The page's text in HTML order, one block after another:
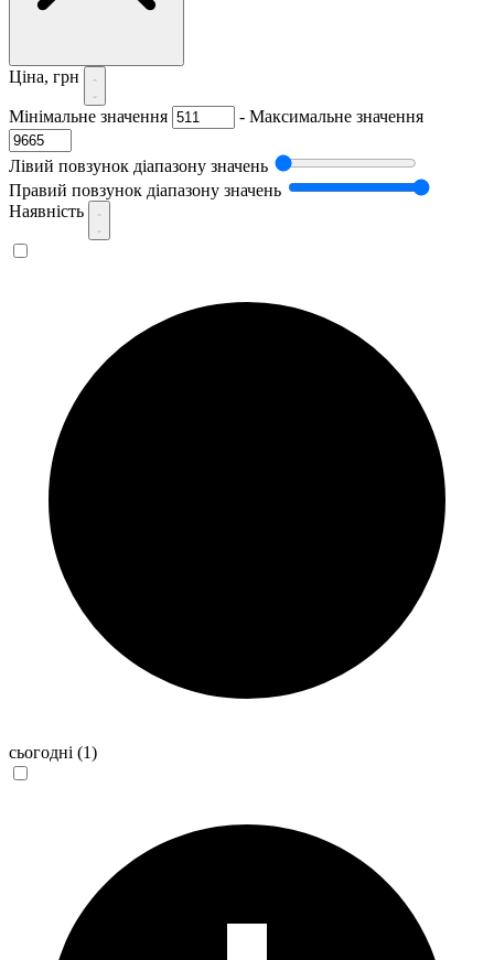
Ціна, грн
Мінімальне значення - Максимальне значення
Лівий повзунок діапазону значень
Правий повзунок діапазону значень
Наявність
сьогодні (1)